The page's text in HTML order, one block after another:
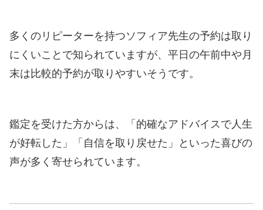
多くのリピーターを持つソフィア先生の予約は取り
にくいことで知られていますが、平日の午前中や月
末は比較的予約が取りやすいそうです。
鑑定を受けた方からは、「的確なアドバイスで人生
が好転した」「自信を取り戻せた」といった喜びの
声が多く寄せられています。